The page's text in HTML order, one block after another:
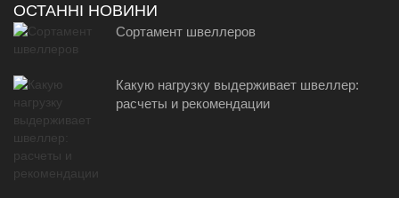
ОСТАННІ НОВИНИ
Сортамент швеллеров
Какую нагрузку выдерживает швеллер:
расчеты и рекомендации